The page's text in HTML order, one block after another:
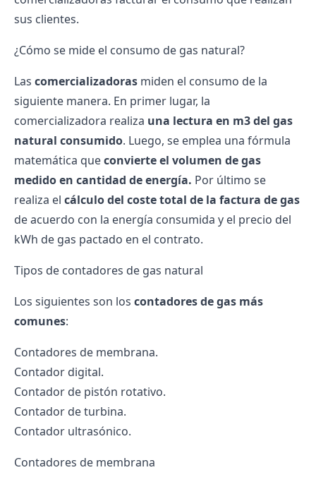
sus clientes.
¿Cómo se mide el consumo de gas natural?
Las comercializadoras miden el consumo de la
siguiente manera. En primer lugar, la
comercializadora realiza una lectura en m3 del gas
natural consumido. Luego, se emplea una fórmula
matemática queconvierte el volumen de gas
medido en cantidad de energía. Por último se
realiza el cálculo del coste total de la factura de gas
de acuerdo con la energía consumida y el precio del
kWh de gas pactado en el contrato.
Tipos de contadores de gas natural
Los siguientes son los contadores de gas más
comunes:
Contadores de membrana.
Contador digital.
Contador de pistón rotativo.
Contador de turbina.
Contador ultrasónico.
Contadores de membrana